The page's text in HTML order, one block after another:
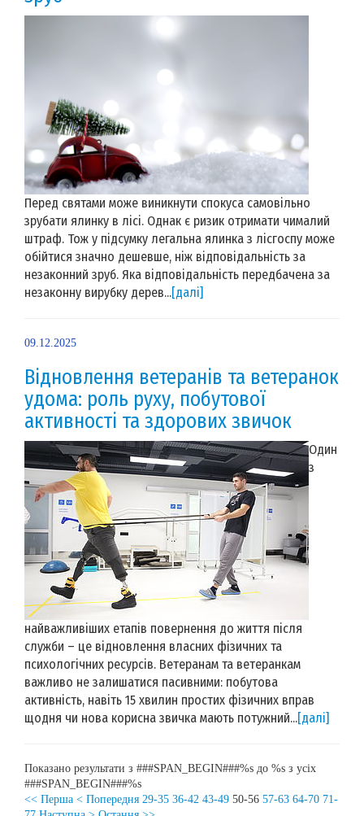
Перед святами може виникнути спокуса самовільно
зрубати ялинку в лісі. Однак є ризик отримати чималий
штраф. Тож у підсумку легальна ялинка з лісгоспу може
обійтися значно дешевше, ніж відповідальність за
незаконний зруб. Яка відповідальність передбачена за
незаконну вирубку дерев...[далі]
09.12.2025
Відновлення ветеранів та ветеранок
удома: роль руху, побутової
активності та здорових звичок
Один
з
найважливіших етапів повернення до життя після
служби ­– це відновлення власних фізичних та
психологічних ресурсів. Ветеранам та ветеранкам
важливо не залишатися пасивними: побутова
активність, навіть 15 хвилин простих фізичних вправ
щодня чи нова корисна звичка мають потужний...[далі]
Показано результати з ###SPAN_BEGIN###%s до %s з усіх
###SPAN_BEGIN###%s
<< Перша < Попередня 29-35 36-42 43-49 50-56 57-63 64-70 71-